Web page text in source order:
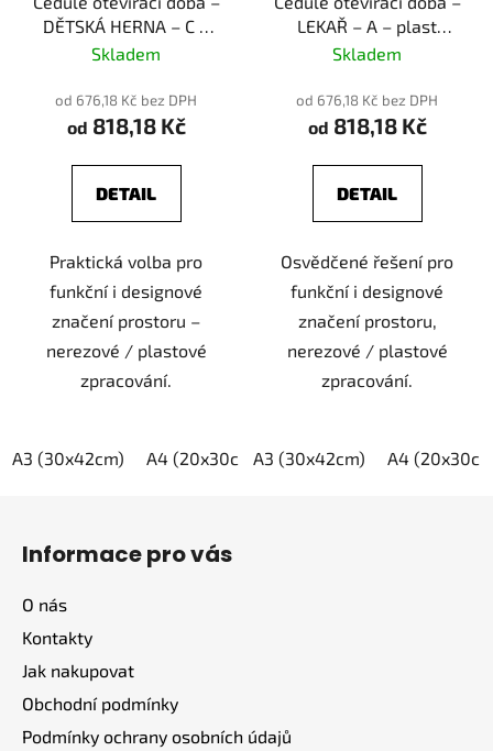
DĚTSKÁ HERNA – C –
plast (piktogram)
Skladem
od 676,18 Kč bez DPH
od 818,18 Kč
DETAIL
Praktická volba pro
funkční i designové
značení prostoru –
nerezové / plastové
zpracování.
A3 (30x42cm) A4 (20x30cm) A5 (15x21cm)
LEKAŘ – A – plast
(piktogram)
Skladem
od 676,18 Kč bez DPH
od 818,18 Kč
DETAIL
Osvědčené řešení pro
funkční i designové
značení prostoru,
nerezové / plastové
zpracování.
A3 (30x42cm) A4
Informace pro vás
O nás
Kontakty
Jak nakupovat
Obchodní podmínky
Podmínky ochrany osobních údajů